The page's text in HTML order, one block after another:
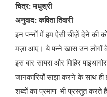
चित्र: मधुश्री
अनुवाद: कविता तिवारी
इन पन्नों में हम ऐसी चीज़ें देने की
मज़ा आए। ये पन्ने खास उन लोगों
इस बार सायरा और मिहिर
जानकारियाँ साझा करने के साथ ही
शब्दों का प्रमाण’ भी प्रस्तुत करते